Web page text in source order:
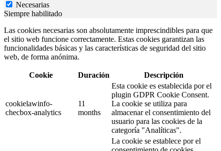
Necesarias
Siempre habilitado
Las cookies necesarias son absolutamente imprescindibles para que
el sitio web funcione correctamente. Estas cookies garantizan las
funcionalidades básicas y las características de seguridad del sitio
web, de forma anónima.
Cookie Duración Descripción
cookielawinfo-
checbox-analytics
11
months
Esta cookie es establecida por el
plugin GDPR Cookie Consent.
La cookie se utiliza para
almacenar el consentimiento del
usuario para las cookies de la
categoría "Analíticas".
La cookie se establece por el